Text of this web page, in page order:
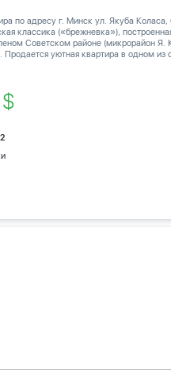
по адресу г. Минск ул. Якуба
классика («брежневка»),
Советском районе (микрорайон Я.
Продается уютная квартира в одном из
2